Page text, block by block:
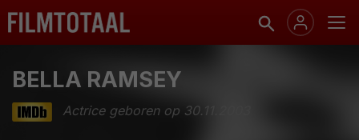
BELLA RAMSEY
Actrice geboren op 30.11.2003